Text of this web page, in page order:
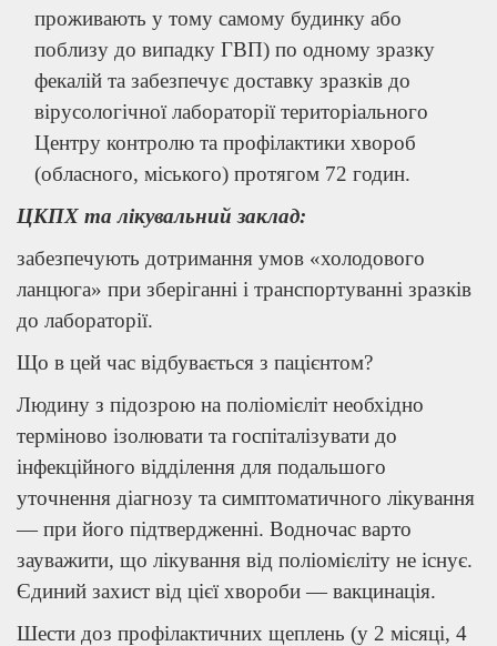
проживають у тому самому будинку або
поблизу до випадку ГВП) по одному зразку
фекалій та забезпечує доставку зразків до
вірусологічної лабораторії територіального
Центру контролю та профілактики хвороб
(обласного, міського) протягом 72 годин.
ЦКПХ та лікувальний заклад:
забезпечують дотримання умов «холодового
ланцюга» при зберіганні і транспортуванні зразків
до лабораторії.
Що в цей час відбувається з пацієнтом?
Людину з підозрою на поліомієліт необхідно
терміново ізолювати та госпіталізувати до
інфекційного відділення для подальшого
уточнення діагнозу та симптоматичного лікування
— при його підтвердженні. Водночас варто
зауважити, що лікування від поліомієліту не існує.
Єдиний захист від цієї хвороби — вакцинація.
Шести доз профілактичних щеплень (у 2 місяці, 4